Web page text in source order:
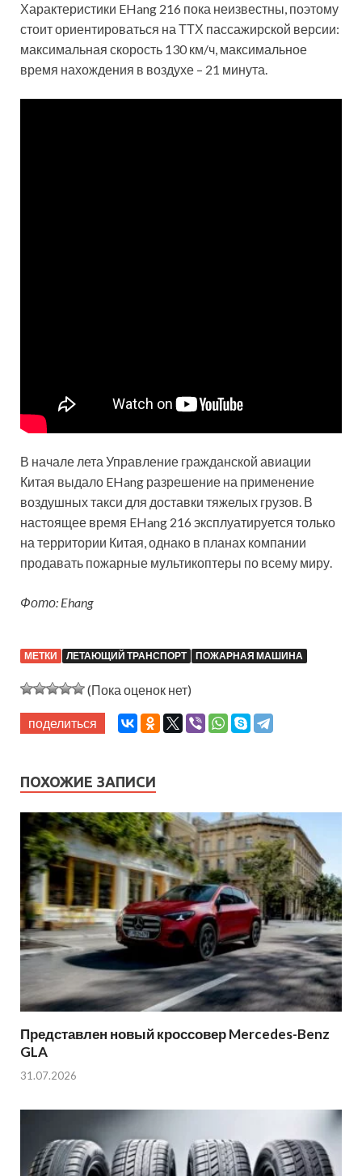
Характеристики EHang 216 пока неизвестны, поэтому
стоит ориентироваться на ТТХ пассажирской версии:
максимальная скорость 130 км/ч, максимальное
время нахождения в воздухе – 21 минута.
В начале лета Управление гражданской авиации
Китая выдало EHang разрешение на применение
воздушных такси для доставки тяжелых грузов. В
настоящее время EHang 216 эксплуатируется только
на территории Китая, однако в планах компании
продавать пожарные мультикоптеры по всему миру.
Фото: Ehang
МЕТКИ ЛЕТАЮЩИЙ ТРАНСПОРТ ПОЖАРНАЯ МАШИНА
(Пока оценок нет)
поделиться
ПОХОЖИЕ ЗАПИСИ
Представлен новый кроссовер Mercedes-Benz
GLA
31.07.2026